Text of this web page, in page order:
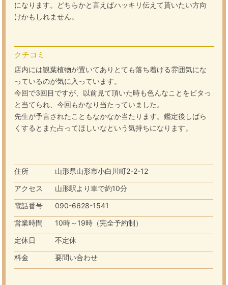
になります。どちらかと言えばハッキリ伝えて貰いたい方向
けかもしれません。
クチコミ
店内には観葉植物が置いてありとても落ち着ける雰囲気にな
っているのが気に入っています。
今回で3回目ですが、以前見て頂いた時も色んなことをピタっ
と当てられ、今回もかなり当たっていました。
先生が予言されたこともなかなか当たります。鑑定後しばら
くするとまた占ってほしいなという気持ちになります。
住所
山形県山形市小白川町2-2-12
アクセス
山形駅より車で約10分
電話番号
090-6628-1541
営業時間
10時～19時（完全予約制）
定休日
不定休
料金
要問い合わせ